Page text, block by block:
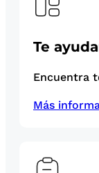
Te
Encuentra
Más